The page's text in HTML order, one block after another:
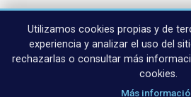
Política de privacidad
Términos y condiciones
Aviso
Utilizamos cookies propias y de
experiencia y analizar el uso del
rechazarlas o consultar más
cookies.
Más